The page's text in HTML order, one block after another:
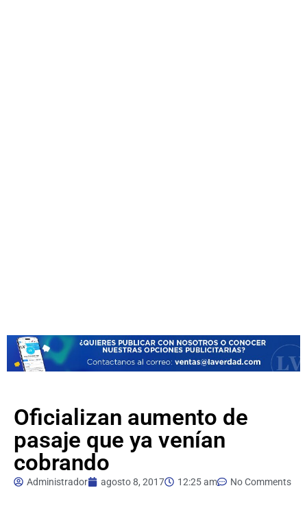
Oficializan aumento de
pasaje que ya venían
cobrando
Administrador agosto 8, 2017 12:25 am No Comments